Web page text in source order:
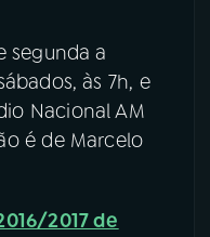
segunda a
às 7h, e
Nacional AM
é de Marcelo
2017 de